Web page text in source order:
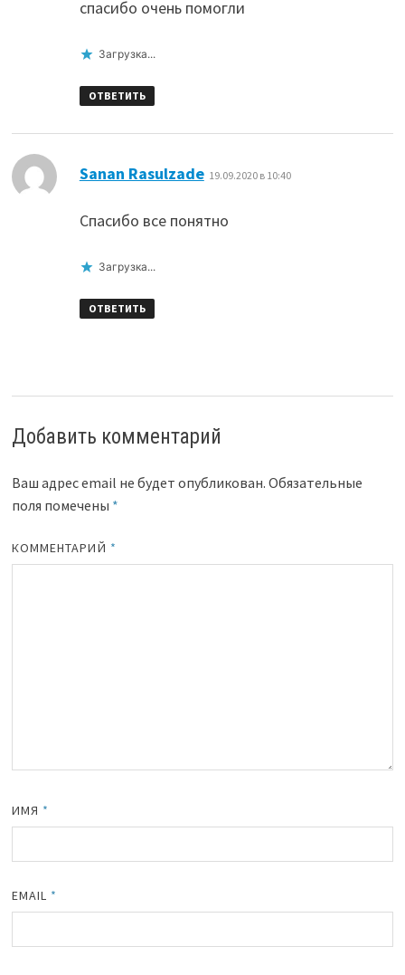
спасибо очень помогли
Загрузка...
ОТВЕТИТЬ
Sanan Rasulzade: 19.09.2020 в 10:40
Спасибо все понятно
Загрузка...
ОТВЕТИТЬ
Добавить комментарий
Ваш адрес email не будет опубликован. Обязательные
поля помечены *
КОММЕНТАРИЙ *
ИМЯ *
EMAIL *